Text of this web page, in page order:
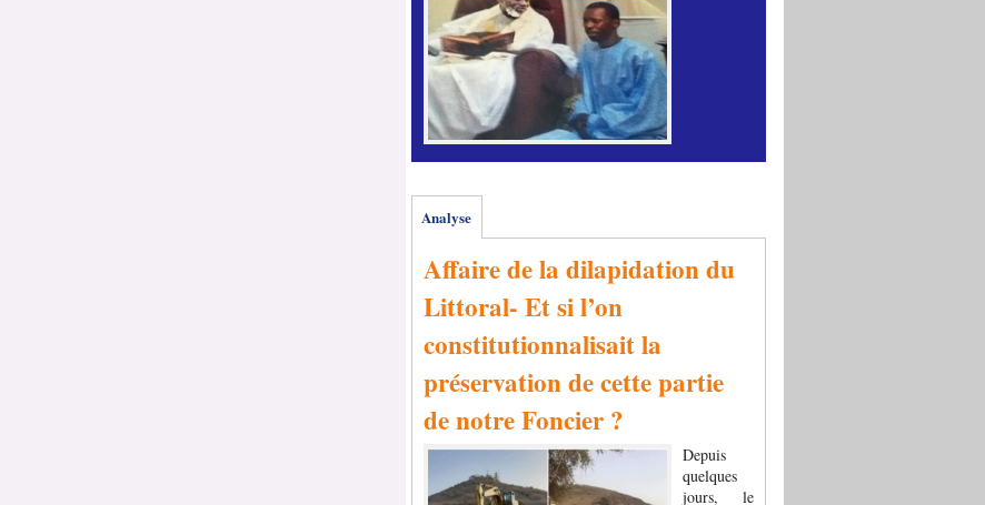
Analyse
Affaire de la dilapidation du
Littoral- Et si l’on
constitutionnalisait la
préservation de cette partie
de notre Foncier ?
Depuis
quelques
jours, le